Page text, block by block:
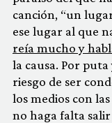
canción, “un
ese lugar al que
reía mucho y
la causa. Por
riesgo de ser
los medios con
no haga falta